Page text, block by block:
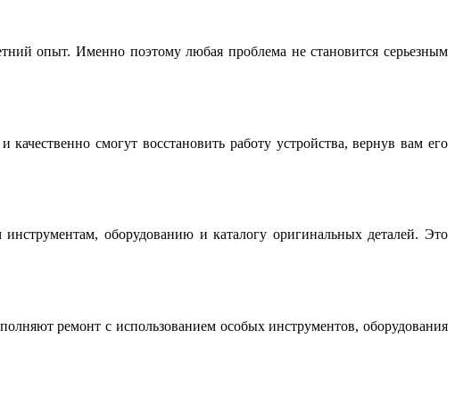
опыт. Именно поэтому любая проблема не становится серьезным
смогут восстановить работу устройства, вернув вам его
оборудованию и каталогу оригинальных деталей. Это
ремонт с использованием особых инструментов, оборудования